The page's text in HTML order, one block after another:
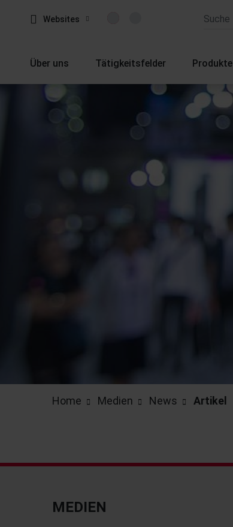
Websites
Über uns Tätigkeitsfelder Produkte
Home Medien News Artikel
MEDIEN